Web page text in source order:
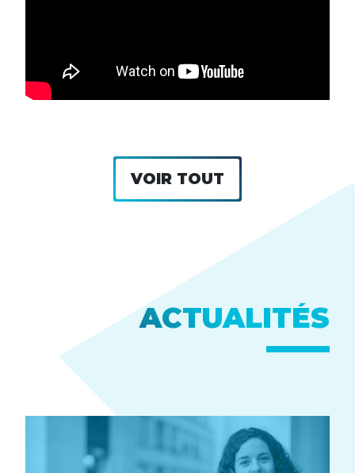
VOIR TOUT
ACTUALITÉS